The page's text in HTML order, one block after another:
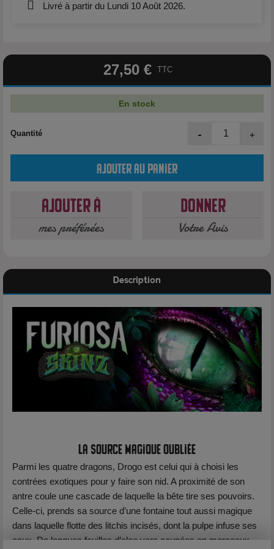
Livré à partir du Lundi 10 Août 2026.
27,50 € TTC
En stock
Quantité - +
Ajouter au panier
Ajouter à
mes préférées
Donner
Votre Avis
Description
La source magique oubliée
Parmi les quatre dragons, Drogo est celui qui à choisi les
contrées exotiques pour y faire son nid. A proximité de son
antre coule une cascade de laquelle la bête tire ses pouvoirs.
Celle-ci, prends sa source d’une fontaine tout aussi magique
dans laquelle flotte des litchis incisés, dont la pulpe infuse ses
eaux. De longues feuilles d’aloe vera coupées en morceaux